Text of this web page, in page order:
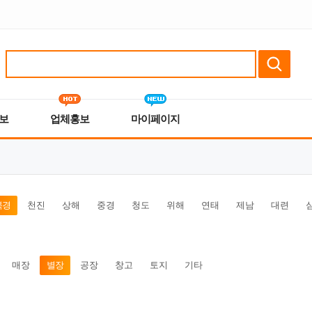
업체홍보 마이페이지
경 천진 상해 중경 청도 위해 연태 제남 대련
매장 별장 공장 창고 토지 기타